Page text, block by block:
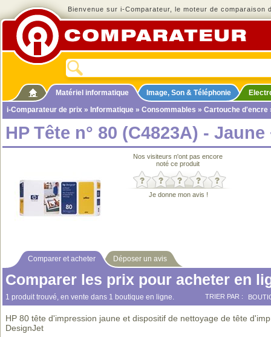
Bienvenue sur i-Comparateur, le moteur de comparaison
Matériel informatique Image, Son & Téléphonie
i-Comparateur de prix » Informatique » Consommables » Cartouche d'encre
HP Tête n° 80 (C4823A) -
Nos visiteurs n'ont pas encore
noté ce produit
Je donne mon avis !
Comparer et acheter Déposer un avis
Comparer les prix pour acheter en
1 produit trouvé, en vente dans 1 boutique en ligne. TRIER PAR :
HP 80 tête d'impression jaune et dispositif de nettoyage de tête
DesignJet